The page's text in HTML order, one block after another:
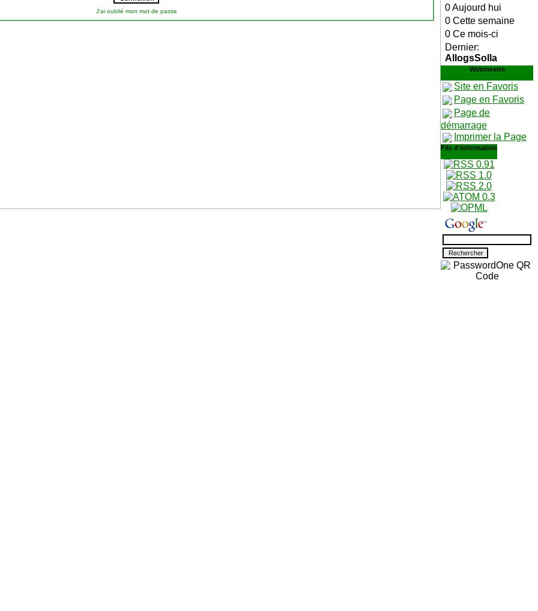
J'ai oublié mon mot de passe
0 Aujourd hui
0 Cette semaine
0 Ce mois-ci
Dernier:
AllogsSolla
Webmestre
Site en Favoris
Page en Favoris
Page de
démarrage
Imprimer la Page
Fils d'information